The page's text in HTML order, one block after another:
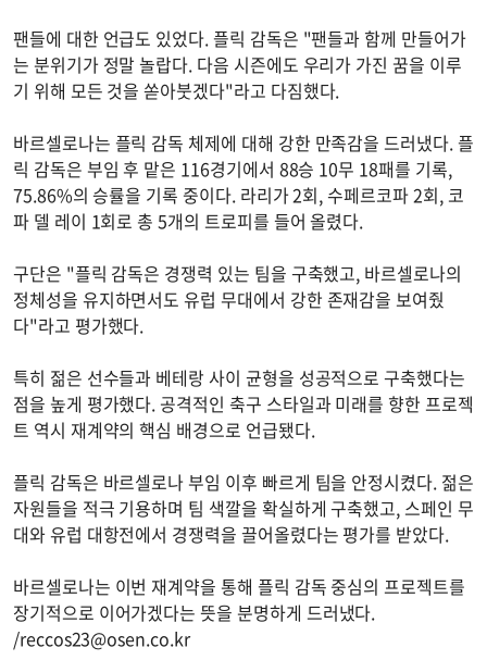
팬들에 대한 언급도 있었다. 플릭 감독은 "팬들과 함께 만들어가
는 분위기가 정말 놀랍다. 다음 시즌에도 우리가 가진 꿈을 이루
기 위해 모든 것을 쏟아붓겠다"라고 다짐했다.
바르셀로나는 플릭 감독 체제에 대해 강한 만족감을 드러냈다. 플
릭 감독은 부임 후 맡은 116경기에서 88승 10무 18패를 기록,
75.86%의 승률을 기록 중이다. 라리가 2회, 수페르코파 2회, 코
파 델 레이 1회로 총 5개의 트로피를 들어 올렸다.
구단은 "플릭 감독은 경쟁력 있는 팀을 구축했고, 바르셀로나의
정체성을 유지하면서도 유럽 무대에서 강한 존재감을 보여줬
다"라고 평가했다.
특히 젊은 선수들과 베테랑 사이 균형을 성공적으로 구축했다는
점을 높게 평가했다. 공격적인 축구 스타일과 미래를 향한 프로젝
트 역시 재계약의 핵심 배경으로 언급됐다.
플릭 감독은 바르셀로나 부임 이후 빠르게 팀을 안정시켰다. 젊은
자원들을 적극 기용하며 팀 색깔을 확실하게 구축했고, 스페인 무
대와 유럽 대항전에서 경쟁력을 끌어올렸다는 평가를 받았다.
바르셀로나는 이번 재계약을 통해 플릭 감독 중심의 프로젝트를
장기적으로 이어가겠다는 뜻을 분명하게 드러냈다.
/reccos23@osen.co.kr